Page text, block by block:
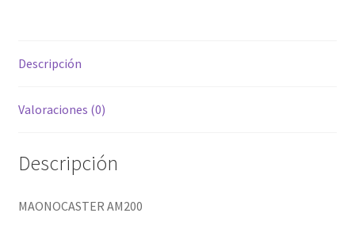
Descripción
Valoraciones (0)
Descripción
MAONOCASTER AM200